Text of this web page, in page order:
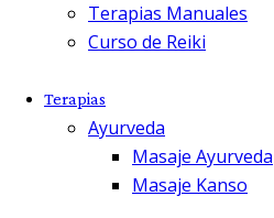
Terapias Manuales
Curso de Reiki
Terapias
Ayurveda
Masaje Ayurveda
Masaje Kanso